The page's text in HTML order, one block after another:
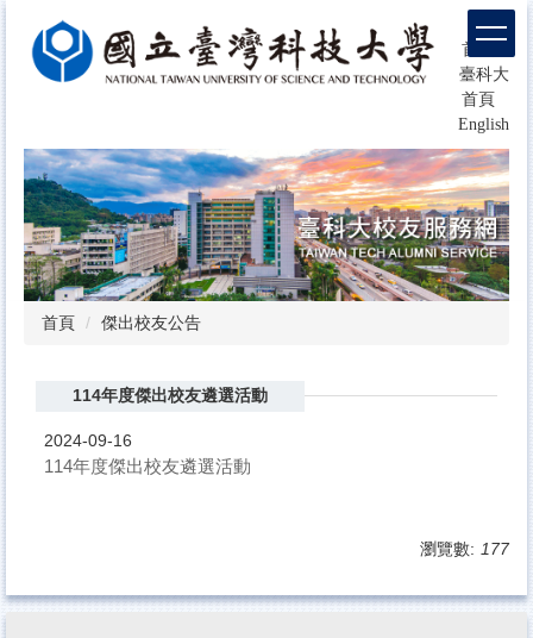
區
塊
回
首頁
臺科大
首頁
English
首頁 傑出校友公告
114年度傑出校友遴選活動
2024-09-16
114年度傑出校友遴選活動
瀏覽數: 177